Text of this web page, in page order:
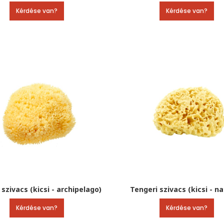
Kérdése van? Kérdése van?
(kicsi - archipelago)
Kérdése van?
Tengeri szivacs (kicsi -
Kérdése van?